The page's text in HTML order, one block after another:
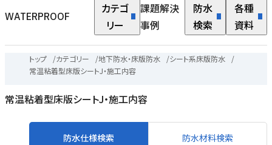
WATERPROOF
カテゴ
リー
課題解決
事例
防水
検索
各種
資料
トップ /カテゴリー /地下防水・床版防水 /シート系床版防水
/
常温粘着型床版シートJ・施工内容
常温粘着型床版シートJ・施工内容
防水仕様検索 防水材料検索